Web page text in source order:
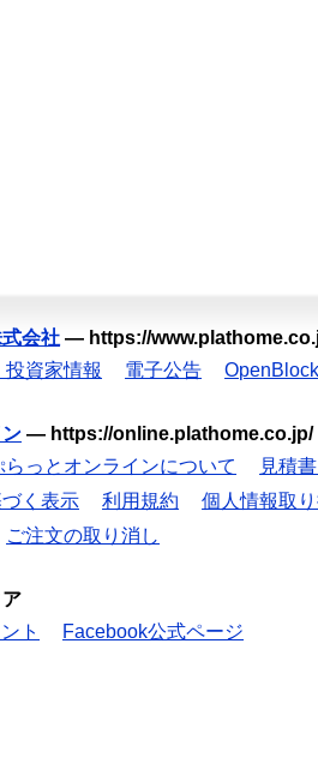
会社 — https://
投資家情報 電子公告
— https://online.plathome.co.jp/
らっとオンラインについて 見積
く表示
利用規約 個人情報取
ご注文の取り消し
ト
Facebook公式ページ